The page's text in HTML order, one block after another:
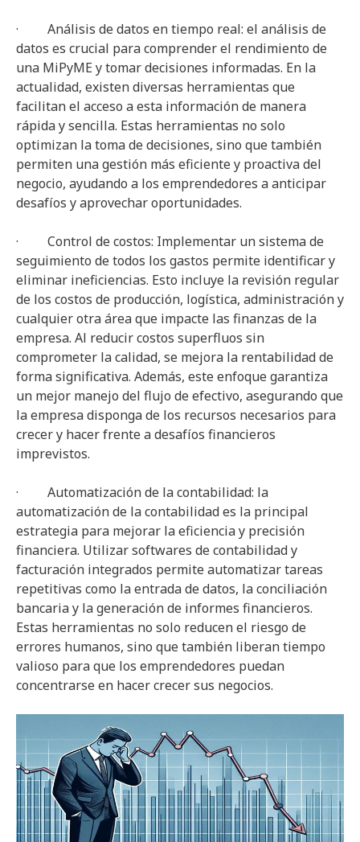
· Análisis de datos en tiempo real: el análisis de
datos es crucial para comprender el rendimiento de
una MiPyME y tomar decisiones informadas. En la
actualidad, existen diversas herramientas que
facilitan el acceso a esta información de manera
rápida y sencilla. Estas herramientas no solo
optimizan la toma de decisiones, sino que también
permiten una gestión más eficiente y proactiva del
negocio, ayudando a los emprendedores a anticipar
desafíos y aprovechar oportunidades.
· Control de costos: Implementar un sistema de
seguimiento de todos los gastos permite identificar y
eliminar ineficiencias. Esto incluye la revisión regular
de los costos de producción, logística, administración y
cualquier otra área que impacte las finanzas de la
empresa. Al reducir costos superfluos sin
comprometer la calidad, se mejora la rentabilidad de
forma significativa. Además, este enfoque garantiza
un mejor manejo del flujo de efectivo, asegurando que
la empresa disponga de los recursos necesarios para
crecer y hacer frente a desafíos financieros
imprevistos.
· Automatización de la contabilidad: la
automatización de la contabilidad es la principal
estrategia para mejorar la eficiencia y precisión
financiera. Utilizar softwares de contabilidad y
facturación integrados permite automatizar tareas
repetitivas como la entrada de datos, la conciliación
bancaria y la generación de informes financieros.
Estas herramientas no solo reducen el riesgo de
errores humanos, sino que también liberan tiempo
valioso para que los emprendedores puedan
concentrarse en hacer crecer sus negocios.